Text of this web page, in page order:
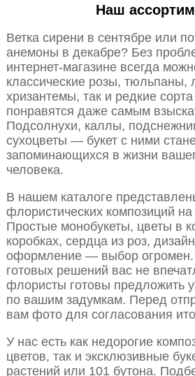
Наш
Ветка сирени в сентябре или
анемоны в декабре? Без
интернет-магазине всегда
классические розы, тюльпаны,
хризантемы, так и редкие
понравятся даже самым
Подсолнухи, каллы,
сухоцветы — букет с ними
запоминающихся в жизни
человека.
В нашем каталоге
флористических композиций
Простые монобукеты, цветы в
коробках, сердца из роз,
оформление — выбор огромен.
готовых решений вас не
флористы готовы предложить
по вашим задумкам. Перед
вам фото для согласования
У нас есть как недорогие
цветов, так и эксклюзивные
растений или 101 бутона.